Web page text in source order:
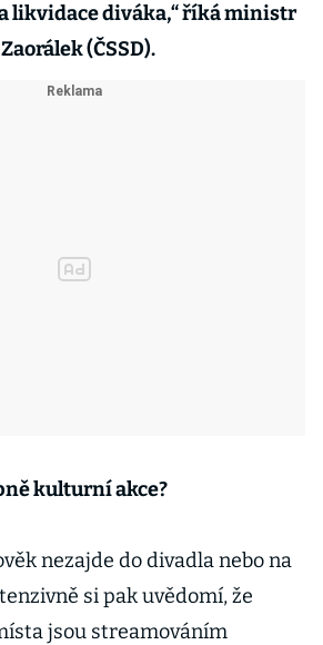
likvidace diváka,“ říká ministr
(ČSSD).
kulturní akce?
nezajde do divadla nebo na
si pak uvědomí, že
jsou streamováním